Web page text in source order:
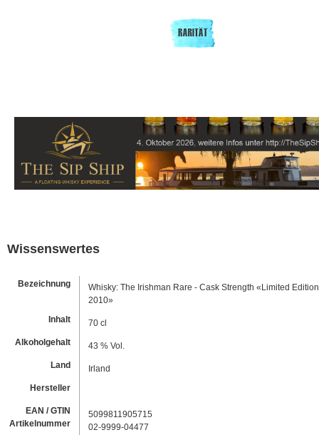
Wissenswertes
Bezeichnung
Whisky: The Irishman Rare - Cask Strength «Limited Edition
2010»
Inhalt
70 cl
Alkoholgehalt
43 % Vol.
Land
Irland
Hersteller
EAN / GTIN
Artikelnummer
5099811905715
02-9999-04477